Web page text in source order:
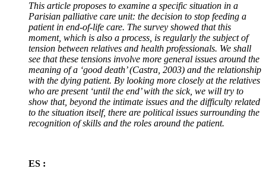
This article proposes to examine a specific situation in a
Parisian palliative care unit: the decision to stop feeding a
patient in end-of-life care. The survey showed that this
moment, which is also a process, is regularly the subject of
tension between relatives and health professionals. We shall
see that these tensions involve more general issues around the
meaning of a ‘good death’ (Castra, 2003) and the relationship
with the dying patient. By looking more closely at the relatives
who are present ‘until the end’ with the sick, we will try to
show that, beyond the intimate issues and the difficulty related
to the situation itself, there are political issues surrounding the
recognition of skills and the roles around the patient.
ES :